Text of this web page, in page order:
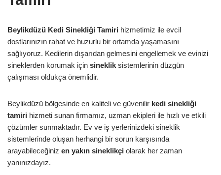
Beylikdüzü Kedi Sinekliği Tamiri hizmetimiz ile evcil
dostlarınızın rahat ve huzurlu bir ortamda yaşamasını
sağlıyoruz. Kedilerin dışarıdan gelmesini engellemek ve evinizi
sineklerden korumak için sineklik sistemlerinin düzgün
çalışması oldukça önemlidir.
Beylikdüzü bölgesinde en kaliteli ve güvenilir kedi sinekliği
tamiri hizmeti sunan firmamız, uzman ekipleri ile hızlı ve etkili
çözümler sunmaktadır. Ev ve iş yerlerinizdeki sineklik
sistemlerinde oluşan herhangi bir sorun karşısında
arayabileceğiniz en yakın sineklikçi olarak her zaman
yanınızdayız.